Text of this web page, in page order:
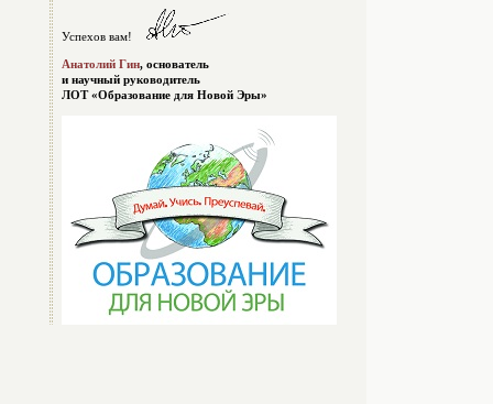
Успехов вам!
Анатолий Гин, основатель
и научный руководитель
ЛОТ «Образование для Новой Эры»